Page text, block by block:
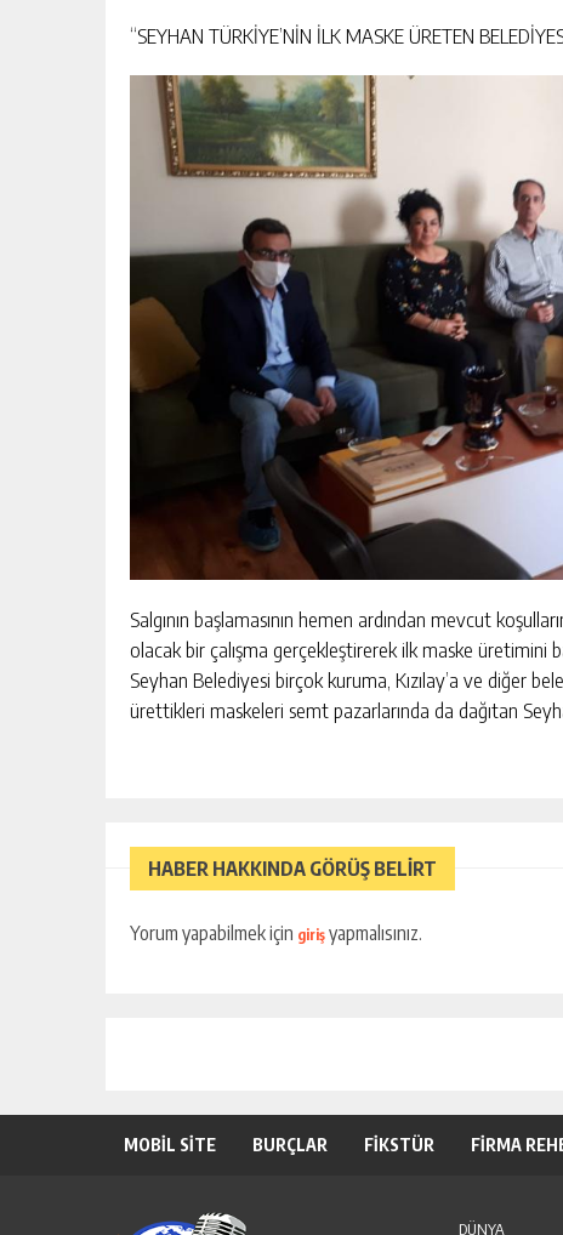
“SEYHAN TÜRKİYE’NİN İLK MASKE ÜRETEN
Salgının başlamasının hemen ardından mevcut
olacak bir çalışma gerçekleştirerek ilk maske
Seyhan Belediyesi birçok kuruma, Kızılay’a ve diğer
ürettikleri maskeleri semt pazarlarında da dağıtan
HABER HAKKINDA GÖRÜŞ BELİRT
Yorum yapabilmek için giriş yapmalısınız.
MOBİL SİTE BURÇLAR FİKSTÜR FİRMA
DÜNYA